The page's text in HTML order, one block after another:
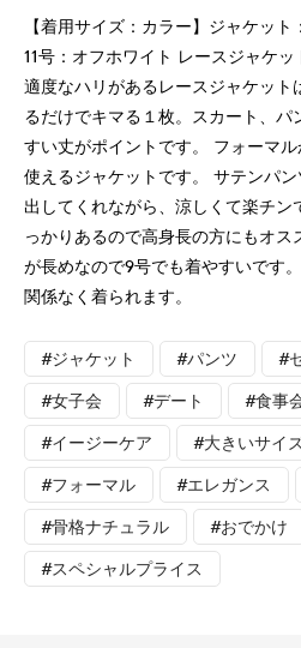
【着用サイズ：カラー】ジャケッ
11号：オフホワイト レースジャケッ
適度なハリがあるレースジャケット
るだけでキマる１枚。スカート、
すい丈がポイントです。 フォーマ
使えるジャケットです。 サテンパ
出してくれながら、涼しくて楽チン
っかりあるので高身長の方にもオ
が長めなので9号でも着やすいです
関係なく着られます。
#ジャケット #パンツ #
#女子会 #デート #食事
#イージーケア #大きいサイ
#フォーマル #エレガンス
#骨格ナチュラル #おでかけ
#スペシャルプライス